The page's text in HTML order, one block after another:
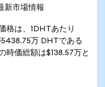
市場情報
格は、1DHTあたり
万 DHTである
時価総額は$138.57万と